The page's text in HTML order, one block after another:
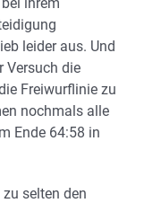
leider aus. Und
Versuch die
Freiwurflinie zu
nochmals alle
Ende 64:58 in
selten den